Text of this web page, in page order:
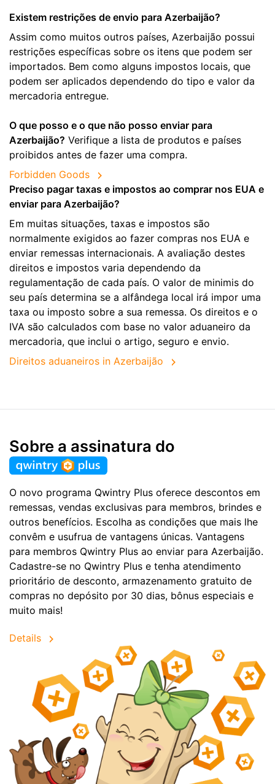
Existem restrições de envio para Azerbaijão?
Assim como muitos outros países, Azerbaijão possui
restrições específicas sobre os itens que podem ser
importados. Bem como alguns impostos locais, que
podem ser aplicados dependendo do tipo e valor da
mercadoria entregue.
O que posso e o que não posso enviar para
Azerbaijão? Verifique a lista de produtos e países
proibidos antes de fazer uma compra.
Forbidden Goods
Preciso pagar taxas e impostos ao comprar nos EUA e
enviar para Azerbaijão?
Em muitas situações, taxas e impostos são
normalmente exigidos ao fazer compras nos EUA e
enviar remessas internacionais. A avaliação destes
direitos e impostos varia dependendo da
regulamentação de cada país. O valor de minimis do
seu país determina se a alfândega local irá impor uma
taxa ou imposto sobre a sua remessa. Os direitos e o
IVA são calculados com base no valor aduaneiro da
mercadoria, que inclui o artigo, seguro e envio.
Direitos aduaneiros in Azerbaijão
Sobre a assinatura do
O novo programa Qwintry Plus oferece descontos em
remessas, vendas exclusivas para membros, brindes e
outros benefícios. Escolha as condições que mais lhe
convêm e usufrua de vantagens únicas. Vantagens
para membros Qwintry Plus ao enviar para Azerbaijão.
Cadastre-se no Qwintry Plus e tenha atendimento
prioritário de desconto, armazenamento gratuito de
compras no depósito por 30 dias, bônus especiais e
muito mais!
Details